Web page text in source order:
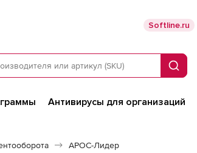
Softline.ru
Поиск
Антивирусы для организаций
АРОС-Лидер